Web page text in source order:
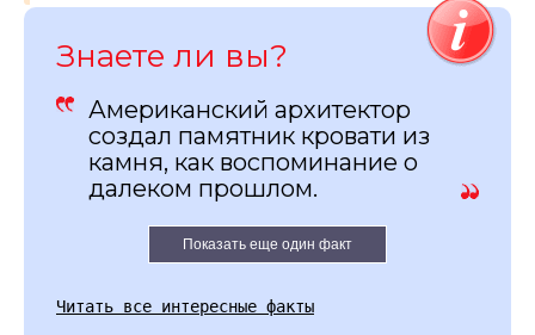
Знаете ли вы?
Американский архитектор
создал памятник кровати из
камня, как воспоминание о
далеком прошлом.
Показать еще один факт
Читать все интересные факты